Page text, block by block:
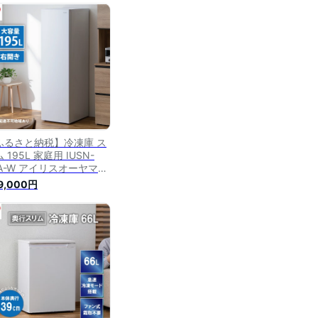
買い 静音 省エネ 急冷
コンパクト ホワイト
12A-W【あす楽】
るさと納税】冷凍庫 ス
195L 家庭用 IUSN-
W アイリスオーヤマ
ファン式 スリム冷凍庫
ム型 セカンド冷凍庫 セ
ド 省エネ 自動霜取り
り 霜取り不要 静音 前
縦型 フリーザー スト
ー 電化製品 アイリス
円